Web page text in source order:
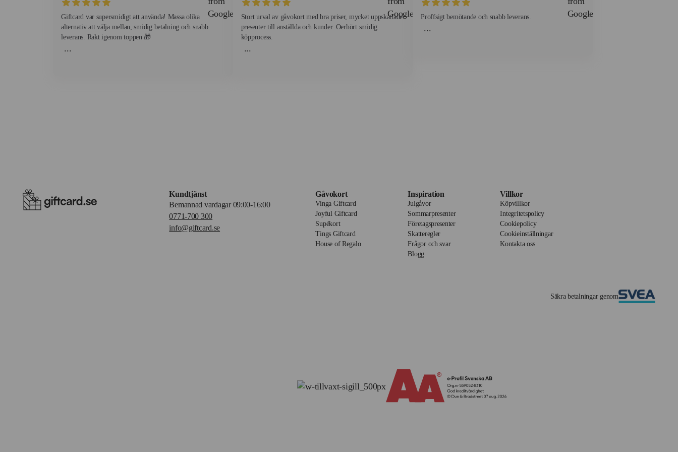
Giftcard var supersmidigt att använda! Massa olika
alternativ att välja mellan, smidig betalning och snabb
leverans. Rakt igenom toppen 🎁
...
Stort urval av gåvokort med bra priser, mycket uppskattade
presenter till anställda och kunder. Oerhört smidig
köpprocess.
...
Proffsigt bemötande och snabb leverans.
...
Kundtjänst
Bemannad vardagar 09:00-16:00
0771-700 300
info@giftcard.se
Gåvokort
Vinga Giftcard
Joyful Giftcard
Supékort
Tings Giftcard
House of Regalo
Inspiration
Julgåvor
Sommarpresenter
Företagspresenter
Skatteregler
Frågor och svar
Blogg
Villkor
Köpvillkor
Integritetspolicy
Cookiepolicy
Cookieinställningar
Kontakta oss
Säkra betalningar genom